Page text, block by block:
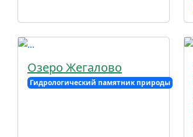
Озеро Жегалово
Гидрологический памятник природы